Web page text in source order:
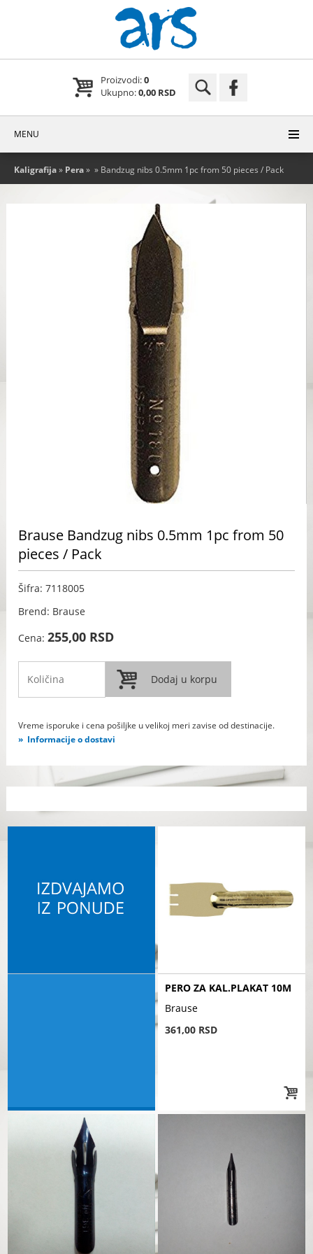
Proizvodi:0
Ukupno:0,00 RSD
MENU
Kaligrafija» Pera» » Bandzug nibs 0.5mm 1pc from 50 pieces / Pack
Brause Bandzug nibs 0.5mm 1pc from 50
pieces / Pack
Šifra: 7118005
Brend: Brause
Cena:255,00 RSD
Vreme isporuke i cena pošiljke u velikoj meri zavise od destinacije.
Informacije o dostavi
PERO ZA KAL.PLAKAT 10M
Brause
361,00 RSD